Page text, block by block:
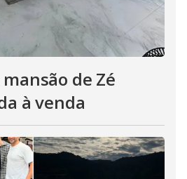
de Zé
à venda